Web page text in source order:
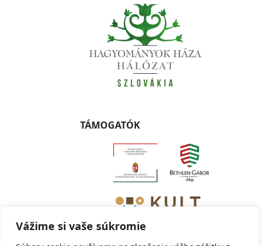
Vážime si vaše súkromie
TÁMOGATÓK